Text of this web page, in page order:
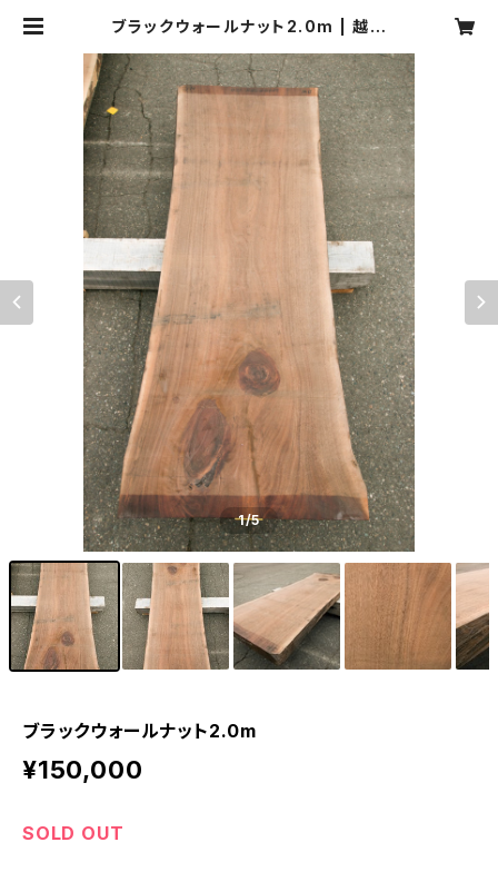
ブラックウォールナット2.0m | 越後
1/5
ブラックウォールナット2.0m
¥150,000
SOLD OUT